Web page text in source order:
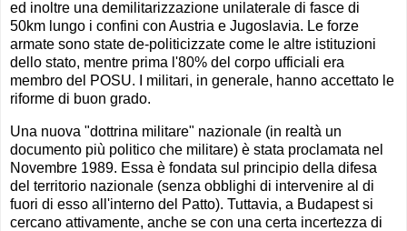
ed inoltre una demilitarizzazione unilaterale di fasce di
50km lungo i confini con Austria e Jugoslavia. Le forze
armate sono state de-politicizzate come le altre istituzioni
dello stato, mentre prima l'80% del corpo ufficiali era
membro del POSU. I militari, in generale, hanno accettato le
riforme di buon grado.
Una nuova "dottrina militare" nazionale (in realtà un
documento più politico che militare) è stata proclamata nel
Novembre 1989. Essa è fondata sul principio della difesa
del territorio nazionale (senza obblighi di intervenire al di
fuori di esso all'interno del Patto). Tuttavia, a Budapest si
cercano attivamente, anche se con una certa incertezza di